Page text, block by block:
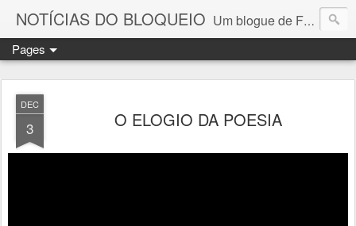
NOTÍCIAS DO BLOQUEIO Um blogue de Fernando Paulouro Neves
Pages
DEC
3 O ELOGIO DA POESIA